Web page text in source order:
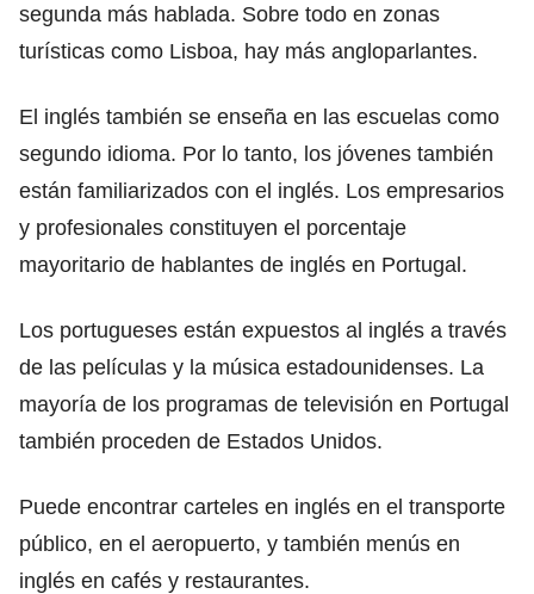
segunda más hablada. Sobre todo en zonas
turísticas como Lisboa, hay más angloparlantes.
El inglés también se enseña en las escuelas como
segundo idioma. Por lo tanto, los jóvenes también
están familiarizados con el inglés. Los empresarios
y profesionales constituyen el porcentaje
mayoritario de hablantes de inglés en Portugal.
Los portugueses están expuestos al inglés a través
de las películas y la música estadounidenses. La
mayoría de los programas de televisión en Portugal
también proceden de Estados Unidos.
Puede encontrar carteles en inglés en el transporte
público, en el aeropuerto, y también menús en
inglés en cafés y restaurantes.